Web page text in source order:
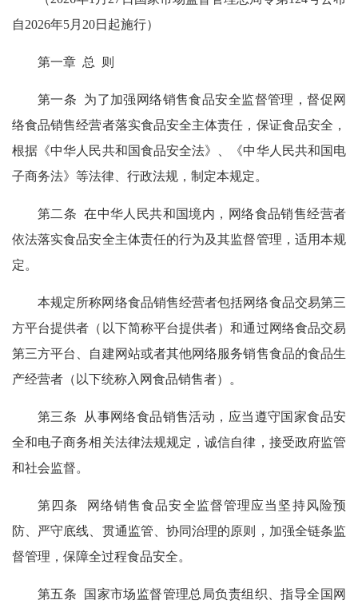
自2026年5月20日起施行）
第一章 总 则
第一条 为了加强网络销售食品安全监督管理，督促网
络食品销售经营者落实食品安全主体责任，保证食品安全，
根据《中华人民共和国食品安全法》、《中华人民共和国电
子商务法》等法律、行政法规，制定本规定。
第二条 在中华人民共和国境内，网络食品销售经营者
依法落实食品安全主体责任的行为及其监督管理，适用本规
定。
本规定所称网络食品销售经营者包括网络食品交易第三
方平台提供者（以下简称平台提供者）和通过网络食品交易
第三方平台、自建网站或者其他网络服务销售食品的食品生
产经营者（以下统称入网食品销售者）。
第三条 从事网络食品销售活动，应当遵守国家食品安
全和电子商务相关法律法规规定，诚信自律，接受政府监管
和社会监督。
第四条 网络销售食品安全监督管理应当坚持风险预
防、严守底线、贯通监管、协同治理的原则，加强全链条监
督管理，保障全过程食品安全。
第五条 国家市场监督管理总局负责组织、指导全国网